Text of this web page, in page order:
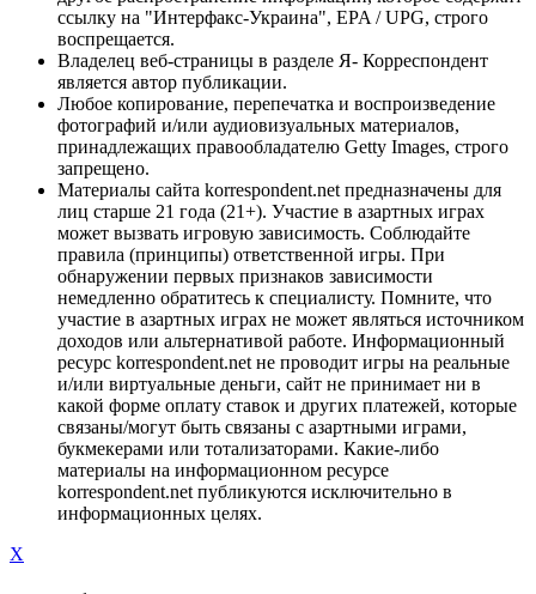
ссылку на "Интерфакс-Украина", EPA / UPG, строго
воспрещается.
Владелец веб-страницы в разделе Я- Корреспондент
является автор публикации.
Любое копирование, перепечатка и воспроизведение
фотографий и/или аудиовизуальных материалов,
принадлежащих правообладателю Getty Images, строго
запрещено.
Материалы сайта korrespondent.net предназначены для
лиц старше 21 года (21+). Участие в азартных играх
может вызвать игровую зависимость. Соблюдайте
правила (принципы) ответственной игры. При
обнаружении первых признаков зависимости
немедленно обратитесь к специалисту. Помните, что
участие в азартных играх не может являться источником
доходов или альтернативой работе. Информационный
ресурс korrespondent.net не проводит игры на реальные
и/или виртуальные деньги, сайт не принимает ни в
какой форме оплату ставок и других платежей, которые
связаны/могут быть связаны с азартными играми,
букмекерами или тотализаторами. Какие-либо
материалы на информационном ресурсе
korrespondent.net публикуются исключительно в
информационных целях.
X